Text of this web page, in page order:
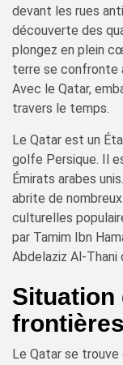
devant les rues
découverte des
plongez en plein
terre se confronte
Avec le Qatar,
travers le temps.
Le Qatar est un
golfe Persique. Il
Émirats arabes
abrite de
culturelles
par Tamim Ibn
Abdelaziz Al-Thani
Situation
Le Qatar se